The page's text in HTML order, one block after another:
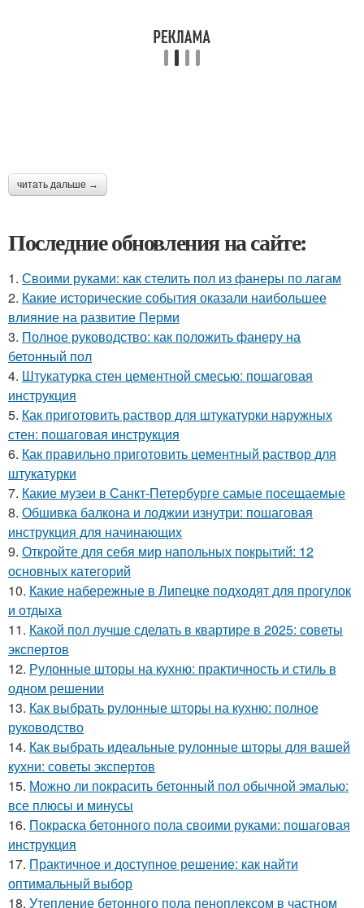
читать дальше →
Последние обновления на сайте:
1. Своими руками: как стелить пол из фанеры по лагам
2. Какие исторические события оказали наибольшее
влияние на развитие Перми
3. Полное руководство: как положить фанеру на
бетонный пол
4. Штукатурка стен цементной смесью: пошаговая
инструкция
5. Как приготовить раствор для штукатурки наружных
стен: пошаговая инструкция
6. Как правильно приготовить цементный раствор для
штукатурки
7. Какие музеи в Санкт-Петербурге самые посещаемые
8. Обшивка балкона и лоджии изнутри: пошаговая
инструкция для начинающих
9. Откройте для себя мир напольных покрытий: 12
основных категорий
10. Какие набережные в Липецке подходят для прогулок
и отдыха
11. Какой пол лучше сделать в квартире в 2025: советы
экспертов
12. Рулонные шторы на кухню: практичность и стиль в
одном решении
13. Как выбрать рулонные шторы на кухню: полное
руководство
14. Как выбрать идеальные рулонные шторы для вашей
кухни: советы экспертов
15. Можно ли покрасить бетонный пол обычной эмалью:
все плюсы и минусы
16. Покраска бетонного пола своими руками: пошаговая
инструкция
17. Практичное и доступное решение: как найти
оптимальный выбор
18. Утепление бетонного пола пеноплексом в частном